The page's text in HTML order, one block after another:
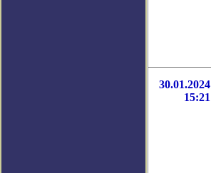
30.01.2024
15:21